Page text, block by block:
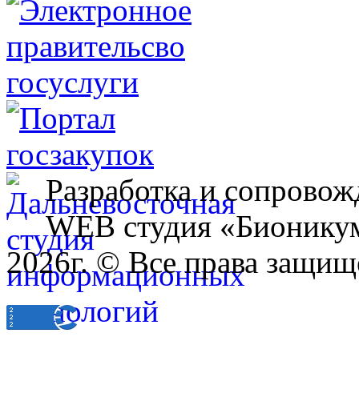
Разработка и
WEB студия
2026г. © Все права